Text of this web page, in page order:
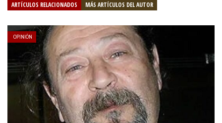
ARTÍCULOS RELACIONADOS MÁS ARTÍCULOS DEL AUTOR
OPINIÓN